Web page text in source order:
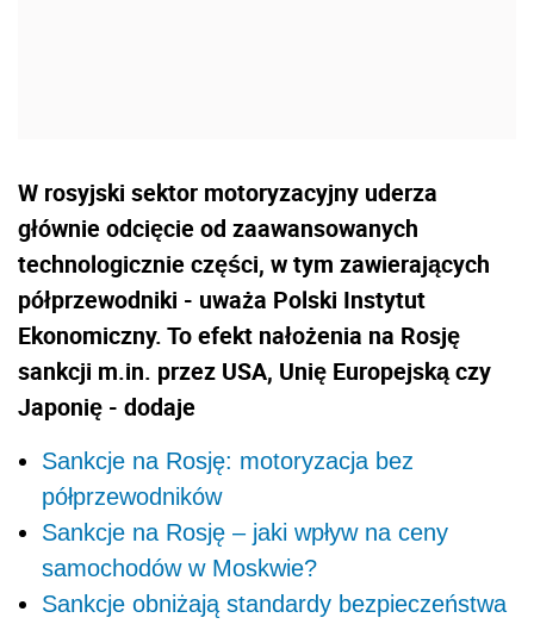
W rosyjski sektor motoryzacyjny uderza
głównie odcięcie od zaawansowanych
technologicznie części, w tym zawierających
półprzewodniki - uważa Polski Instytut
Ekonomiczny. To efekt nałożenia na Rosję
sankcji m.in. przez USA, Unię Europejską czy
Japonię - dodaje
Sankcje na Rosję: motoryzacja bez
półprzewodników
Sankcje na Rosję – jaki wpływ na ceny
samochodów w Moskwie?
Sankcje obniżają standardy bezpieczeństwa